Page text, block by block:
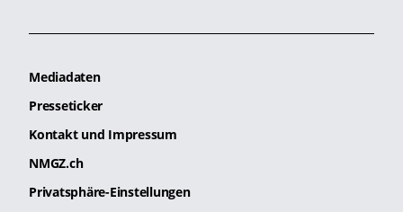
Mediadaten
Presseticker
Kontakt und Impressum
NMGZ.ch
Privatsphäre-Einstellungen